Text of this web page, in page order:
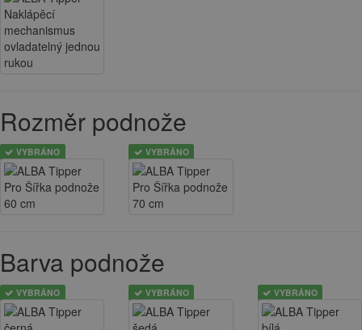
Rozměr podnože
VYBRÁNO VYBRÁNO
Barva podnože
VYBRÁNO VYBRÁNO VYBRÁNO